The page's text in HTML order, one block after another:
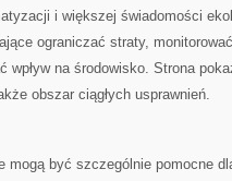
i większej świadomości
ograniczać straty,
wpływ na środowisko. Strona
obszar ciągłych usprawnień.
mogą być szczególnie pomocne